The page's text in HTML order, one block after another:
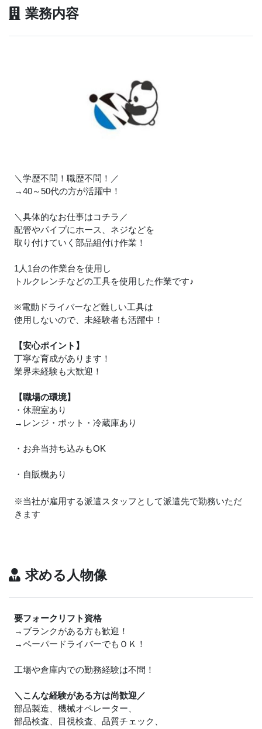
業務内容
＼学歴不問！職歴不問！／
→40～50代の方が活躍中！
＼具体的なお仕事はコチラ／
配管やパイプにホース、ネジなどを
取り付けていく部品組付け作業！
1人1台の作業台を使用し
トルクレンチなどの工具を使用した作業です♪
※電動ドライバーなど難しい工具は
使用しないので、未経験者も活躍中！
【安心ポイント】
丁寧な育成があります！
業界未経験も大歓迎！
【職場の環境】
・休憩室あり
→レンジ・ポット・冷蔵庫あり
・お弁当持ち込みもOK
・自販機あり
※当社が雇用する派遣スタッフとして派遣先で勤務いただ
きます
求める人物像
要フォークリフト資格
→ブランクがある方も歓迎！
→ペーパードライバーでもＯＫ！
工場や倉庫内での勤務経験は不問！
＼こんな経験がある方は尚歓迎／
部品製造、機械オペレーター、
部品検査、目視検査、品質チェック、